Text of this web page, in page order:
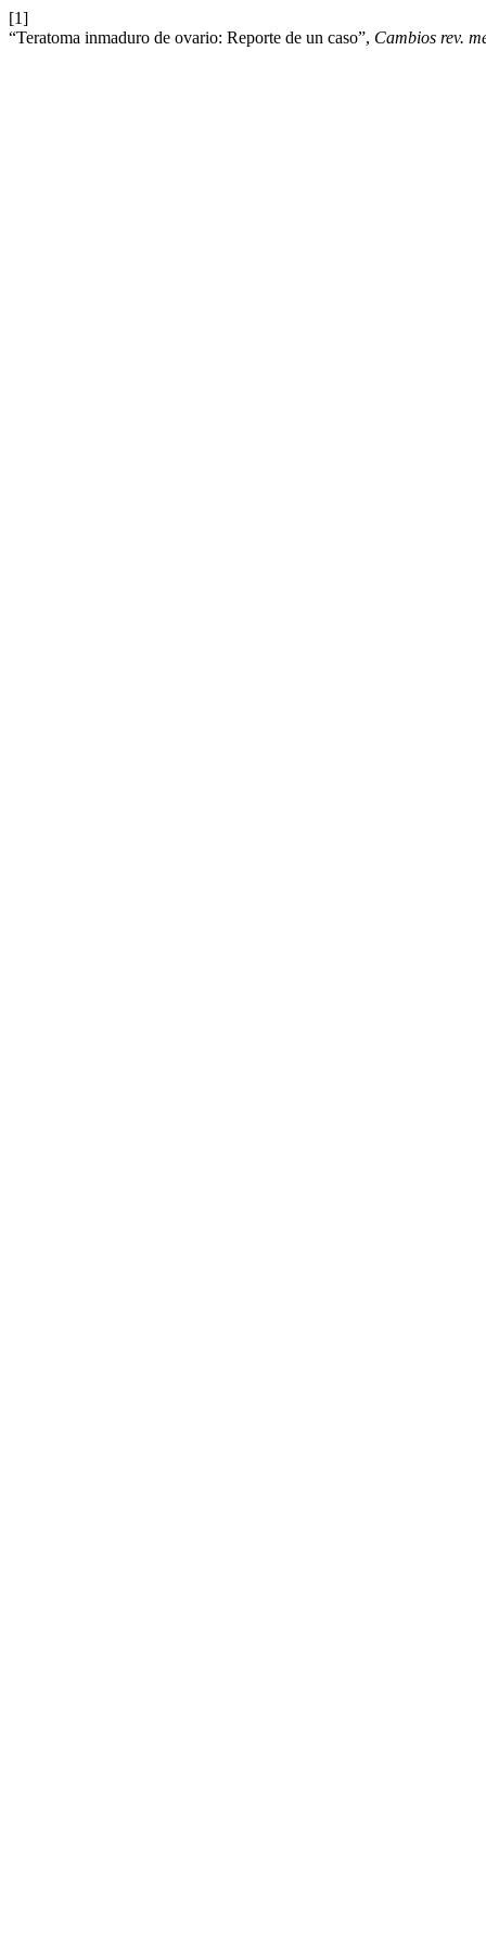
[1]
“Teratoma inmaduro de ovario: Reporte de un caso”, Cambios rev.